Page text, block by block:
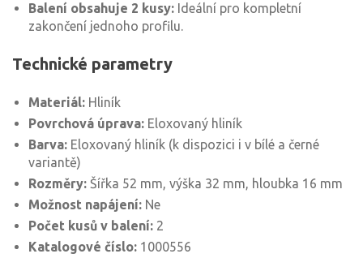
Balení obsahuje 2 kusy: Ideální pro kompletní
zakončení jednoho profilu.
Technické parametry
Materiál: Hliník
Povrchová úprava: Eloxovaný hliník
Barva: Eloxovaný hliník (k dispozici i v bílé a černé
variantě)
Rozměry: Šířka 52 mm, výška 32 mm, hloubka 16 mm
Možnost napájení: Ne
Počet kusů v balení: 2
Katalogové číslo: 1000556